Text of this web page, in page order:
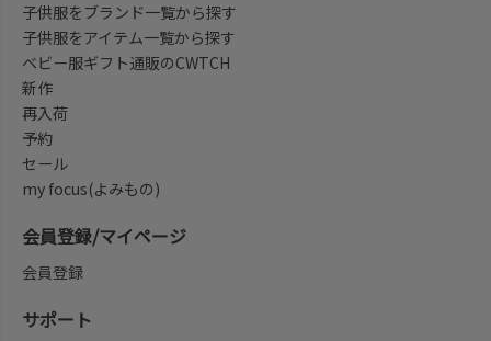
子供服をブランド一覧から探す
子供服をアイテム一覧から探す
ベビー服ギフト通販のCWTCH
新作
再入荷
予約
セール
my focus(よみもの)
会員登録/マイページ
会員登録
サポート